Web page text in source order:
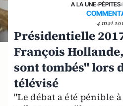
A LA UNE›PÉPITES›
4 mai
Présidentielle
François
sont tombés" lors
télévisé
"Le débat a été pénible